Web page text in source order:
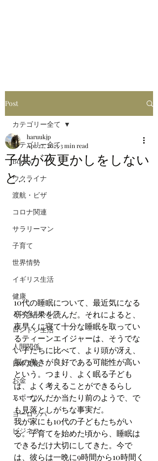
Post
カテゴリー全て
Books
ウクライナ
渡航・ビザ
コロナ関連
サラリーマン
子育て
世界情勢
イギリス生活
健康
メンタルヘルス
ロンドン生活
人間関係
日本文化
お金
スポーツ
ヨーロッパ
ビジネス
カテゴリー全て
子供が夜更かしをしない
と. . .
haruukjp
Apr 22, 20253 min read
10代の睡眠について、最近気になる
研究結果を読んだ。それによると、
夜早くに寝て十分な睡眠を取ってい
るティーンエイジャーは、そうでな
い子たちに比べて、より頭が冴え、
脳の働きが良好である可能性が高い
という。つまり、よく眠る子ども
は、よく考えることができるらし
い。なんだか当たり前のようで、で
も見落としがちな事実だ。
我が家にも10代の子どもたちがい
る。子育てを始めた頃から、睡眠は
できるだけ大切にしてきた。今で
は、彼らは一晩に9時間から10時間く